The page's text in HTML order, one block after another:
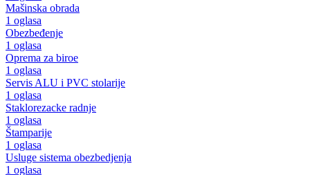
Mašinska obrada
1 oglasa
Obezbeđenje
1 oglasa
Oprema za biroe
1 oglasa
Servis ALU i PVC stolarije
1 oglasa
Staklorezacke radnje
1 oglasa
Štamparije
1 oglasa
Usluge sistema obezbedjenja
1 oglasa